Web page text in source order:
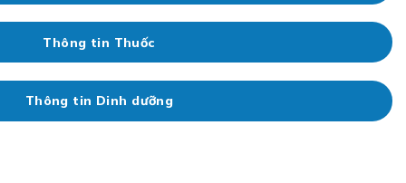
Thông tin Thuốc
Thông tin Dinh dưỡng